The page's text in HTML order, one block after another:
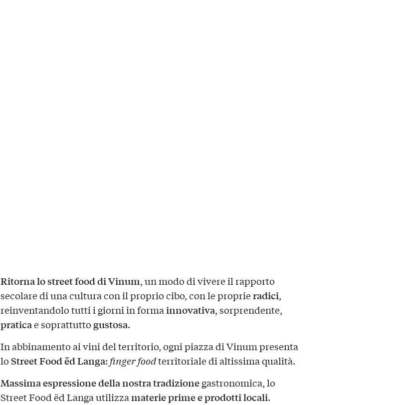
Ritorna lo street food di Vinum, un modo di vivere il rapporto
secolare di una cultura con il proprio cibo, con le proprieradici,
reinventandolo tutti i giorni in formainnovativa, sorprendente,
praticae soprattutto gustosa.
In abbinamento ai vini del territorio, ogni piazza di Vinum presenta
loStreet Food ëd Langa: finger foodterritoriale di altissima qualità.
Massima espressione della nostra tradizionegastronomica, lo
Street Food ëd Langa utilizzamaterie prime e prodotti locali.